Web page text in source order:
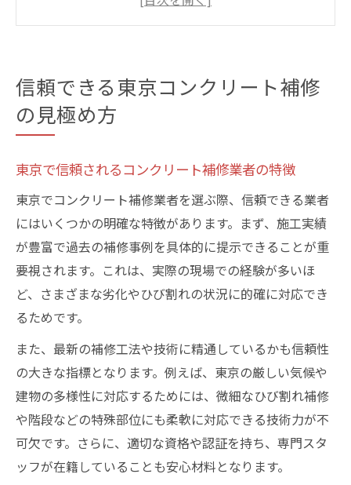
イント
コンクリート補修の施工事例から信頼度を
コンクリートひび割れ補修工法を徹底解説
東京で主流のコンクリートひび割れ補修工
法とは
補修工法ごとのメリットとデメリット比較
ひび割れの原因から適切な補修工法を選ぶ
方法
コンクリート補修工事の流れと東京での注
意点
冬季のひび割れ対策に効果的な工法解説
階段のひび割れ補修なら東京でどう探す
東京で階段コンクリート補修業者を探すコ
ツ
階段のひび割れ補修で注目すべきポイント
信頼できる東京コンクリート補修
の見極め方
東京で信頼されるコンクリート補修業者の特徴
東京でコンクリート補修業者を選ぶ際、信頼できる業者
にはいくつかの明確な特徴があります。まず、施工実績
が豊富で過去の補修事例を具体的に提示できることが重
要視されます。これは、実際の現場での経験が多いほ
ど、さまざまな劣化やひび割れの状況に的確に対応でき
るためです。
また、最新の補修工法や技術に精通しているかも信頼性
の大きな指標となります。例えば、東京の厳しい気候や
建物の多様性に対応するためには、微細なひび割れ補修
や階段などの特殊部位にも柔軟に対応できる技術力が不
可欠です。さらに、適切な資格や認証を持ち、専門スタ
ッフが在籍していることも安心材料となります。